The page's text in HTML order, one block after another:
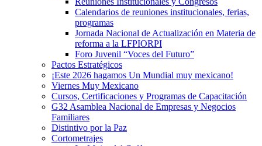
Calendarios de reuniones institucionales, ferias,
programas
Jornada Nacional de Actualización en Materia de
reforma a la LFPIORPI
Foro Juvenil “Voces del Futuro”
Pactos Estratégicos
¡Este 2026 hagamos Un Mundial muy mexicano!
Viernes Muy Mexicano
Cursos, Certificaciones y Programas de Capacitación
G32 Asamblea Nacional de Empresas y Negocios
Familiares
Distintivo por la Paz
Cortometrajes